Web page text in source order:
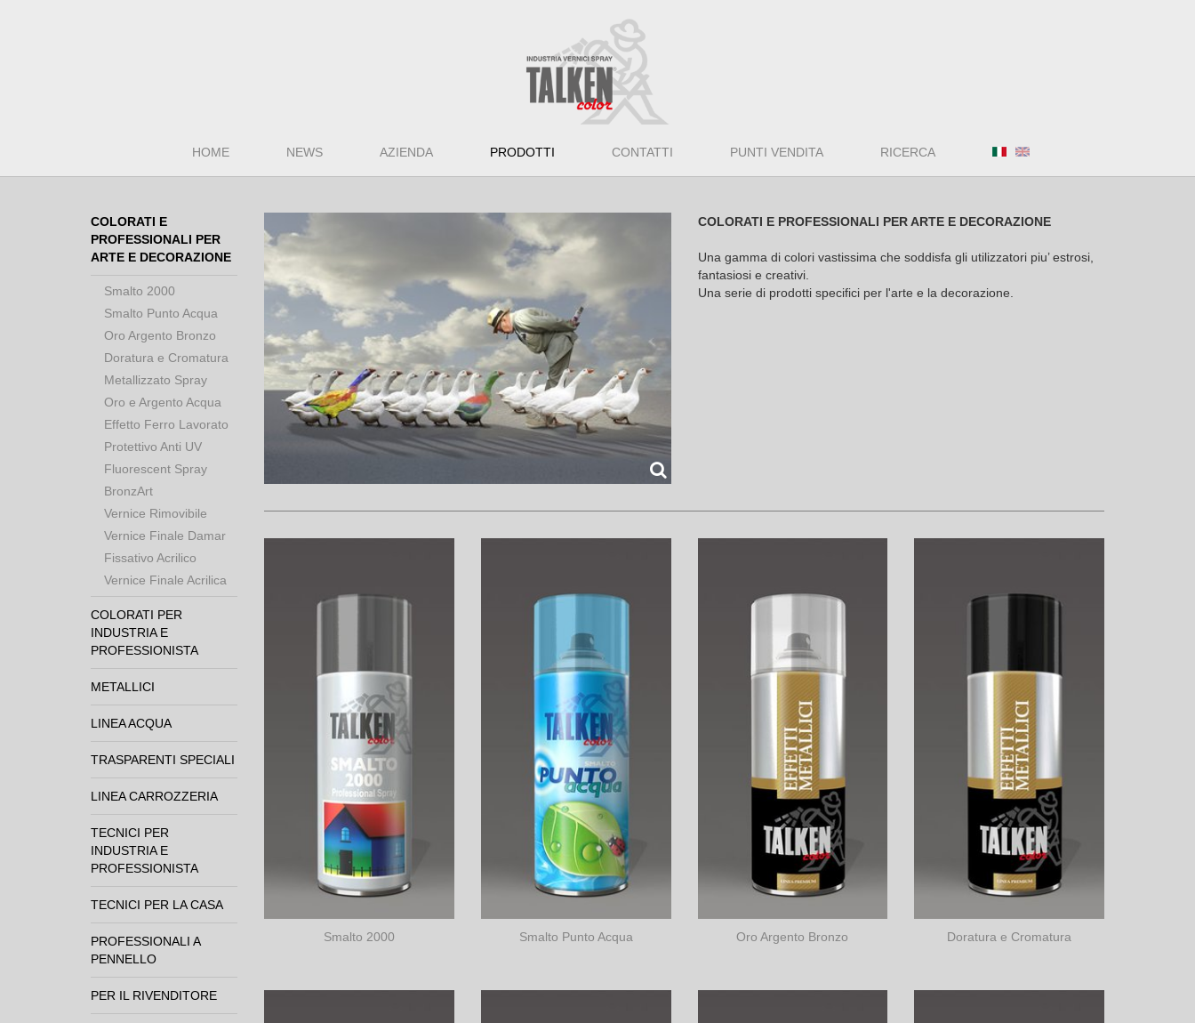
HOME NEWS AZIENDA PRODOTTI CONTATTI PUNTI VENDITA RICERCA
COLORATI E
PROFESSIONALI PER
ARTE E DECORAZIONE
Smalto 2000
Smalto Punto Acqua
Oro Argento Bronzo
Doratura e Cromatura
Metallizzato Spray
Oro e Argento Acqua
Effetto Ferro Lavorato
Protettivo Anti UV
Fluorescent Spray
BronzArt
Vernice Rimovibile
Vernice Finale Damar
Fissativo Acrilico
Vernice Finale Acrilica
COLORATI PER
INDUSTRIA E
PROFESSIONISTA
METALLICI
LINEA ACQUA
TRASPARENTI SPECIALI
LINEA CARROZZERIA
TECNICI PER
INDUSTRIA E
PROFESSIONISTA
TECNICI PER LA CASA
PROFESSIONALI A
PENNELLO
PER IL RIVENDITORE
COLORATI E PROFESSIONALI PER ARTE E DECORAZIONE
Una gamma di colori vastissima che soddisfa gli utilizzatori piu’ estrosi,
fantasiosi e creativi.
Una serie di prodotti specifici per l'arte e la decorazione.
Smalto 2000 Smalto Punto Acqua Oro Argento Bronzo Doratura e Cromatura